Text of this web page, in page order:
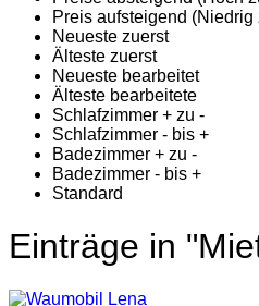
Preis aufsteigend (Niedrig
Neueste zuerst
Älteste zuerst
Neueste bearbeitet
Älteste bearbeitete
Schlafzimmer + zu -
Schlafzimmer - bis +
Badezimmer + zu -
Badezimmer - bis +
Standard
Einträge in